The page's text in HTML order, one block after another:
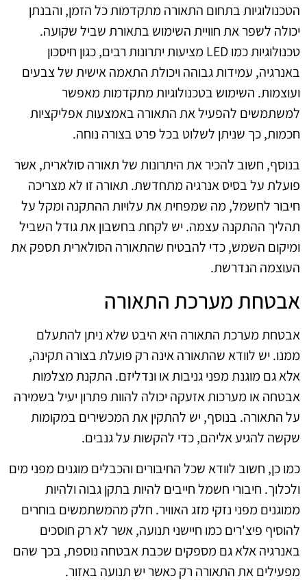
הטכנולוגיות בתחום התאורה מתקדמות כל הזמן, והבנתן
יכולה לשפר את חוויית השימוש בתאורת שביל שקועה.
טכנולוגיות כמו LED מציעות יתרונות רבים, כגון חיסכון
באנרגיה, עמידות גבוהה ויכולת התאמה אישית של צבעים
ועוצמות. השימוש בטכנולוגיות מתקדמות מאפשר
למשתמשים להפעיל את התאורה באמצעות אפליקציות
חכמות, כך שניתן לשלוט בכל פרט בצורה נוחה.
בנוסף, חשוב להכיר את היתרונות של תאורה סולארית, אשר
פועלת על בסיס אנרגיה מתחדשת. תאורה זו לא מצריכה
חיבור לחשמל, מה שמפחית את עלויות ההתקנה ומקל על
תהליך ההתקנה עצמה. יש לקחת בחשבון את גודל השביל
ומיקום השמש, כדי להבטיח שהתאורה הסולארית תספק את
העוצמה הנדרשת.
אבטחת מערכת התאורה
אבטחת מערכת התאורה היא היבט שלא ניתן להתעלם
ממנו. יש לוודא שהתאורה אינה רק פועלת בצורה תקינה,
אלא גם מוגנת מפני גניבות או ונדליזם. התקנת מצלמות
אבטחה או מערכות אזעקה יכולה להוות פתרון יעיל בשמירה
על התאורה. בנוסף, יש להתקין את המכשירים במקומות
שקשה להגיע אליהם, כדי להקשות על גנבים.
כמו כן, חשוב לוודא שכל החיבורים והכבלים מוגנים מפני מים
ולכלוך. חיבורי חשמל חייבים להיות בתקן גבוה ולהיות
ממוגנים מפני נזקי מזג האוויר. חלק מהמשתמשים בוחרים
להוסיף פיצ'רים כמו חיישני תנועה, אשר לא רק חוסכים
באנרגיה אלא גם מספקים שכבת אבטחה נוספת, בכך שהם
מפעילים את התאורה רק כאשר יש תנועה באזור.